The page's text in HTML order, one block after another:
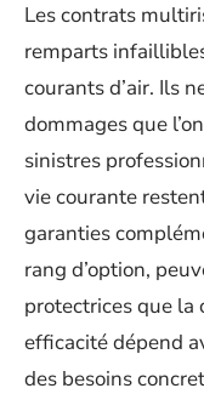
Les contrats
remparts
courants d’air. Ils
dommages que
sinistres
vie courante
garanties
rang d’option,
protectrices que la
efficacité dépend
des besoins